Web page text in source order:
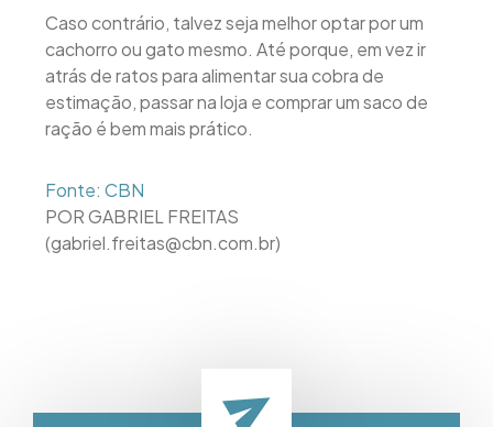
Caso contrário, talvez seja melhor optar por um
cachorro ou gato mesmo. Até porque, em vez ir
atrás de ratos para alimentar sua cobra de
estimação, passar na loja e comprar um saco de
ração é bem mais prático.
Fonte: CBN
POR GABRIEL FREITAS
(gabriel.freitas@cbn.com.br)